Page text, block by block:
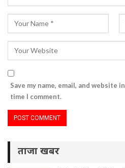
Save my name, email, and website
time I comment.
ताजा खबर